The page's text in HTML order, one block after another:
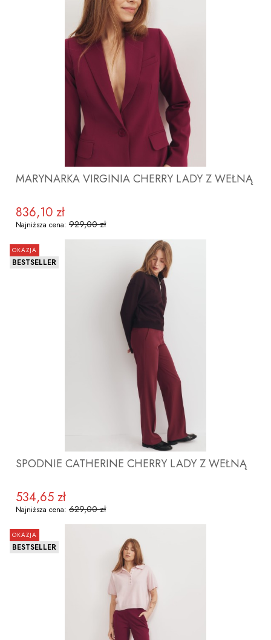
ZOBACZ PRODUKT
MARYNARKA VIRGINIA CHERRY LADY Z WEŁNĄ
Cena promocyjna
836,10 zł
Najniższa cena: 929,00 zł
ZOBACZ PRODUKT
OKAZJA
BESTSELLER
SPODNIE CATHERINE CHERRY LADY Z WEŁNĄ
Cena promocyjna
534,65 zł
Najniższa cena: 629,00 zł
ZOBACZ PRODUKT
OKAZJA
BESTSELLER